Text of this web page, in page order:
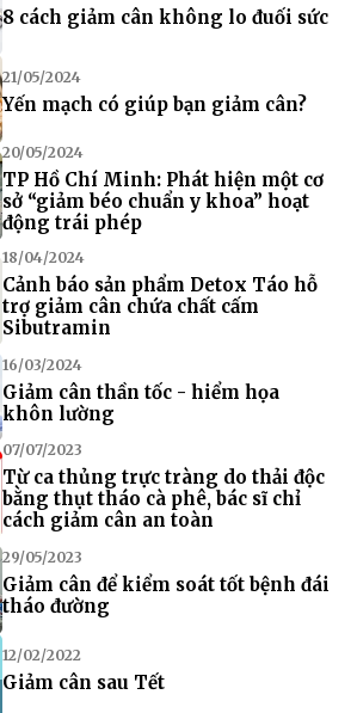
8 cách giảm cân không lo đuối sức
21/05/2024
Yến mạch có giúp bạn giảm cân?
20/05/2024
TP Hồ Chí Minh: Phát hiện một cơ
sở “giảm béo chuẩn y khoa” hoạt
động trái phép
18/04/2024
Cảnh báo sản phẩm Detox Táo hỗ
trợ giảm cân chứa chất cấm
Sibutramin
16/03/2024
Giảm cân thần tốc - hiểm họa
khôn lường
07/07/2023
Từ ca thủng trực tràng do thải độc
bằng thụt tháo cà phê, bác sĩ chỉ
cách giảm cân an toàn
29/05/2023
Giảm cân để kiểm soát tốt bệnh đái
tháo đường
12/02/2022
Giảm cân sau Tết